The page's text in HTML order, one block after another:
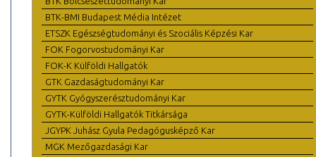
BTK-BMI Budapest Média Intézet
ETSZK Egészségtudományi és Szociális Képzési Kar
FOK Fogorvostudományi Kar
FOK-K Külföldi Hallgatók
GTK Gazdaságtudományi Kar
GYTK Gyógyszerésztudományi Kar
GYTK-Külföldi Hallgatók Titkársága
JGYPK Juhász Gyula Pedagógusképző Kar
MGK Mezőgazdasági Kar